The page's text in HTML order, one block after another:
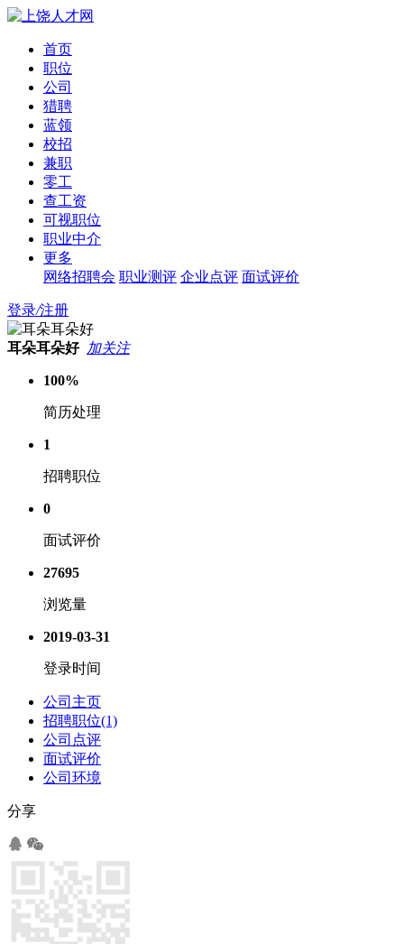
首页
职位
公司
猎聘
蓝领
校招
兼职
零工
查工资
可视职位
职业中介
更多
网络招聘会 职业测评 企业点评 面试评价
登录/注册
耳朵耳朵好 加关注
100%
简历处理
1
招聘职位
0
面试评价
27695
浏览量
2019-03-31
登录时间
公司主页
招聘职位(1)
公司点评
面试评价
公司环境
分享